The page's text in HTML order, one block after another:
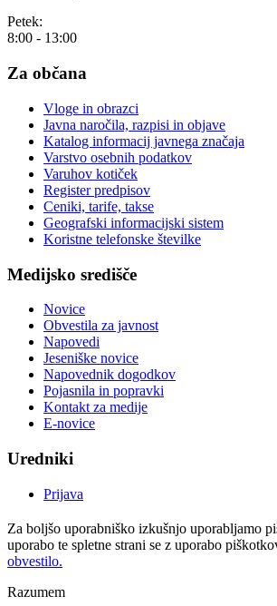
Petek:
8:00 - 13:00
Za občana
Vloge in obrazci
Javna naročila, razpisi in objave
Katalog informacij javnega značaja
Varstvo osebnih podatkov
Varuhov kotiček
Register predpisov
Ceniki, tarife, takse
Geografski informacijski sistem
Koristne telefonske številke
Medijsko središče
Novice
Obvestila za javnost
Napovedi
Jeseniške novice
Napovednik dogodkov
Pojasnila in popravki
Kontakt za medije
E-novice
Uredniki
Prijava
Za boljšo uporabniško izkušnjo uporabljamo
uporabo te spletne strani se z uporabo
obvestilo.
Razumem